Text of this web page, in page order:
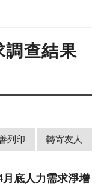
調查結果
列印 轉寄友人
月底人力需求淨增